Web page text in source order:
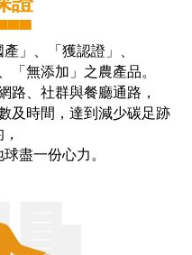
」、「獲認證」、
「無添加」之農產品。
路、社群與餐廳通路，
及時間，達到減少碳足跡
盡一份心力。